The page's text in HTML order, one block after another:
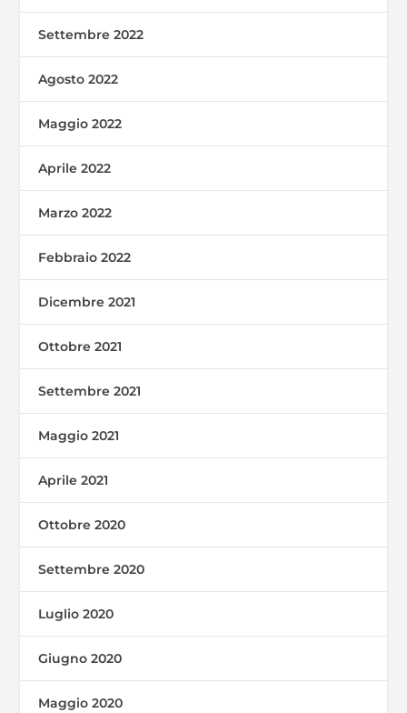
Settembre 2022
Agosto 2022
Maggio 2022
Aprile 2022
Marzo 2022
Febbraio 2022
Dicembre 2021
Ottobre 2021
Settembre 2021
Maggio 2021
Aprile 2021
Ottobre 2020
Settembre 2020
Luglio 2020
Giugno 2020
Maggio 2020